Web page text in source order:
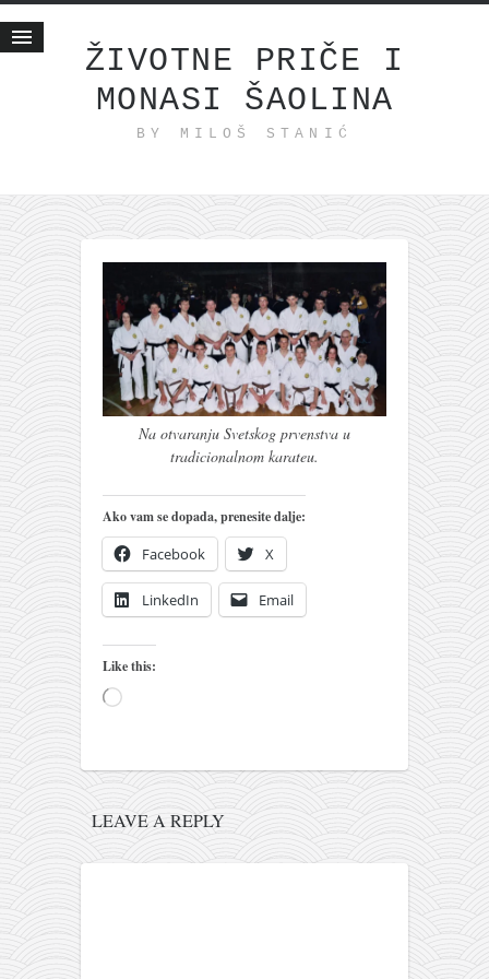
ŽIVOTNE PRIČE I
MONASI ŠAOLINA
BY MILOŠ STANIĆ
Životne priče
internet poslovanje
ishranom do zdravlja
moj haiku
momenti i mesta
bonus sadržaj
Svetlopis
zakonopravilo
duhovni otac
pravoslavlje
zabranjena istorija
ćirilica
porodične priče
umesto tvitera
kalendar srpski
azbuki i knjige
najnovije na blogu
moje beleške
istorija karatea
Na otvaranju Svetskog prvenstva u
tradicionalnom karateu.
Ako vam se dopada, prenesite dalje:
Facebook X
LinkedIn Email
Like this:
Loading…
LEAVE A REPLY